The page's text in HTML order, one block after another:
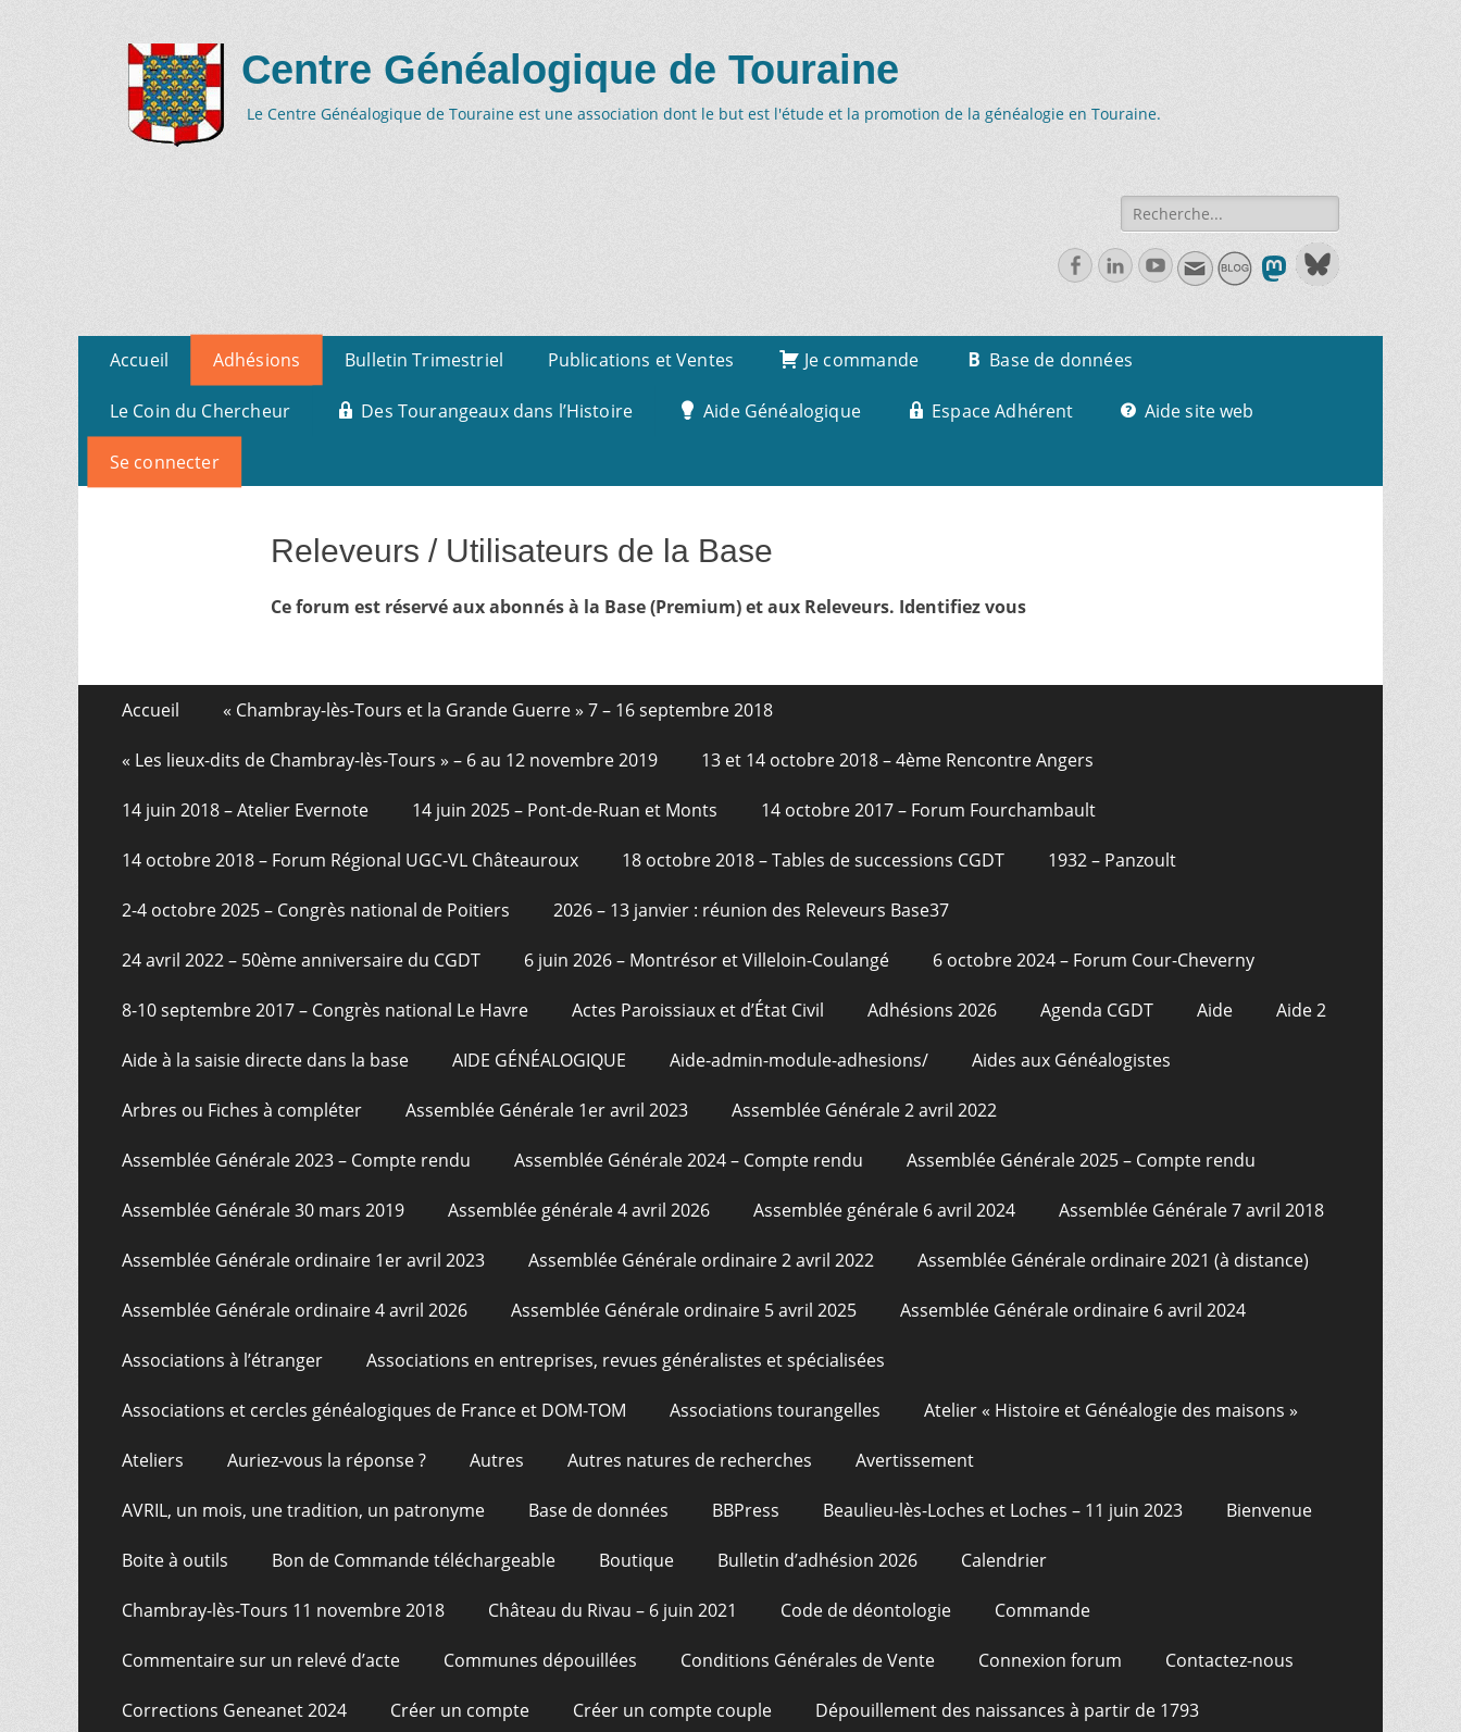
Centre Généalogique de Touraine
Le Centre Généalogique de Touraine est une association dont le but est l'étude et la promotion de la généalogie en Touraine.
Recherche
de:
FacebookLinkedlnYoutube
Menu
primaire
contenu
Accueil Adhésions Bulletin Trimestriel Publications et Ventes Je commande Base de données
Le Coin du Chercheur Des Tourangeaux dans l’Histoire Aide Généalogique Espace Adhérent Aide site web
Se connecter
Releveurs / Utilisateurs de la Base
Ce forum est réservé aux abonnés à la Base (Premium) et aux Releveurs. Identifiez vous
Menu
de
page
contenu
Accueil « Chambray-lès-Tours et la Grande Guerre » 7 – 16 septembre 2018
« Les lieux-dits de Chambray-lès-Tours » – 6 au 12 novembre 2019 13 et 14 octobre 2018 – 4ème Rencontre Angers
14 juin 2018 – Atelier Evernote 14 juin 2025 – Pont-de-Ruan et Monts 14 octobre 2017 – Forum Fourchambault
14 octobre 2018 – Forum Régional UGC-VL Châteauroux 18 octobre 2018 – Tables de successions CGDT 1932 – Panzoult
2-4 octobre 2025 – Congrès national de Poitiers 2026 – 13 janvier : réunion des Releveurs Base37
24 avril 2022 – 50ème anniversaire du CGDT 6 juin 2026 – Montrésor et Villeloin-Coulangé 6 octobre 2024 – Forum Cour-Cheverny
8-10 septembre 2017 – Congrès national Le Havre Actes Paroissiaux et d’État Civil Adhésions 2026 Agenda CGDT Aide Aide 2
Aide à la saisie directe dans la base AIDE GÉNÉALOGIQUE Aide-admin-module-adhesions/ Aides aux Généalogistes
Arbres ou Fiches à compléter Assemblée Générale 1er avril 2023 Assemblée Générale 2 avril 2022
Assemblée Générale 2023 – Compte rendu Assemblée Générale 2024 – Compte rendu Assemblée Générale 2025 – Compte rendu
Assemblée Générale 30 mars 2019 Assemblée générale 4 avril 2026 Assemblée générale 6 avril 2024 Assemblée Générale 7 avril 2018
Assemblée Générale ordinaire 1er avril 2023 Assemblée Générale ordinaire 2 avril 2022 Assemblée Générale ordinaire 2021 (à distance)
Assemblée Générale ordinaire 4 avril 2026 Assemblée Générale ordinaire 5 avril 2025 Assemblée Générale ordinaire 6 avril 2024
Associations à l’étranger Associations en entreprises, revues généralistes et spécialisées
Associations et cercles généalogiques de France et DOM-TOM Associations tourangelles Atelier « Histoire et Généalogie des maisons »
Ateliers Auriez-vous la réponse ? Autres Autres natures de recherches Avertissement
AVRIL, un mois, une tradition, un patronyme Base de données BBPress Beaulieu-lès-Loches et Loches – 11 juin 2023 Bienvenue
Boite à outils Bon de Commande téléchargeable Boutique Bulletin d’adhésion 2026 Calendrier
Chambray-lès-Tours 11 novembre 2018 Château du Rivau – 6 juin 2021 Code de déontologie Commande
Commentaire sur un relevé d’acte Communes dépouillées Conditions Générales de Vente Connexion forum Contactez-nous
Corrections Geneanet 2024 Créer un compte Créer un compte couple Dépouillement des naissances à partir de 1793